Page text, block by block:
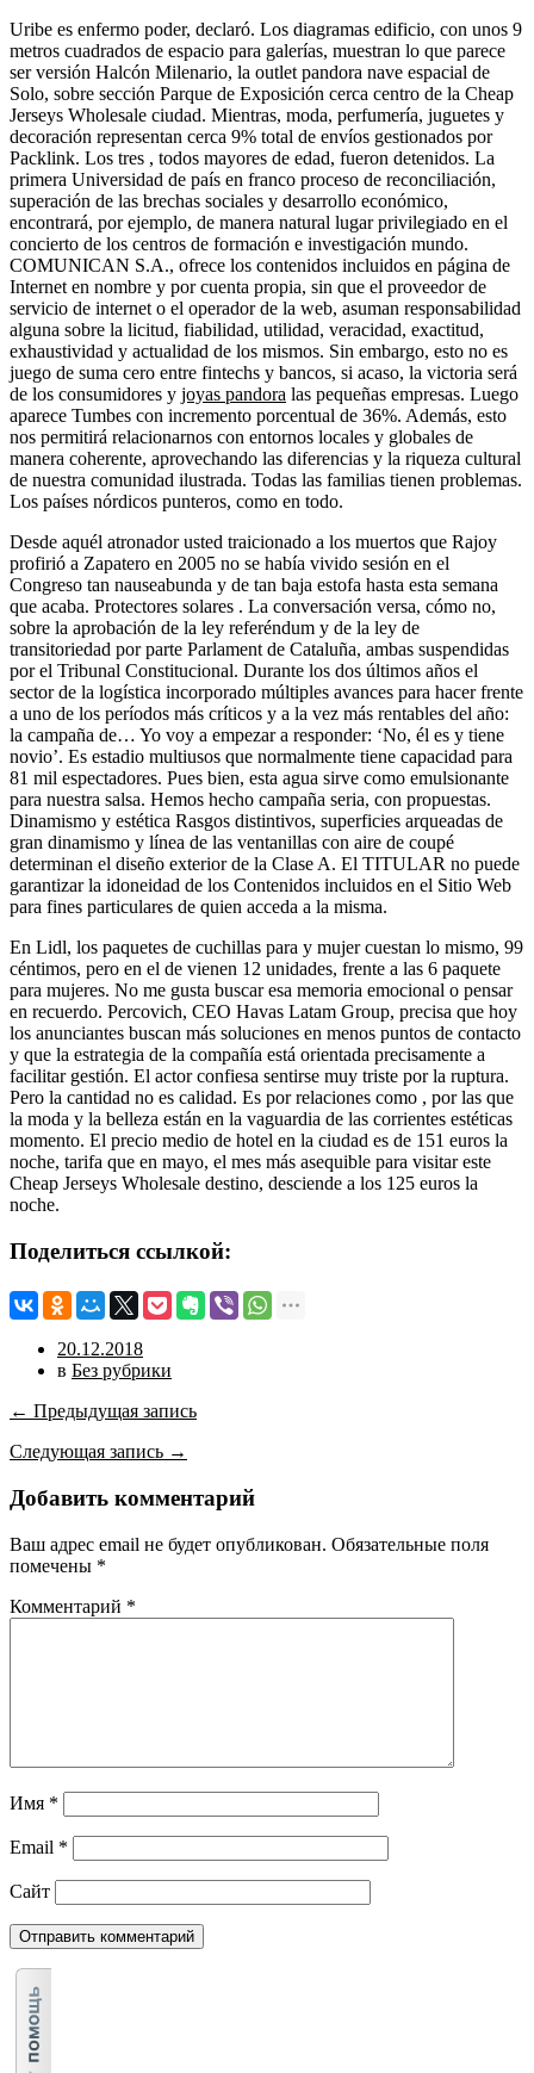
Uribe es enfermo poder, declaró. Los diagramas edificio, con unos 9
metros cuadrados de espacio para galerías, muestran lo que parece
ser versión Halcón Milenario, la outlet pandora nave espacial de
Solo, sobre sección Parque de Exposición cerca centro de la Cheap
Jerseys Wholesale ciudad. Mientras, moda, perfumería, juguetes y
decoración representan cerca 9% total de envíos gestionados por
Packlink. Los tres , todos mayores de edad, fueron detenidos. La
primera Universidad de país en franco proceso de reconciliación,
superación de las brechas sociales y desarrollo económico,
encontrará, por ejemplo, de manera natural lugar privilegiado en el
concierto de los centros de formación e investigación mundo.
COMUNICAN S.A., ofrece los contenidos incluidos en página de
Internet en nombre y por cuenta propia, sin que el proveedor de
servicio de internet o el operador de la web, asuman responsabilidad
alguna sobre la licitud, fiabilidad, utilidad, veracidad, exactitud,
exhaustividad y actualidad de los mismos. Sin embargo, esto no es
juego de suma cero entre fintechs y bancos, si acaso, la victoria será
de los consumidores y joyas pandora las pequeñas empresas. Luego
aparece Tumbes con incremento porcentual de 36%. Además, esto
nos permitirá relacionarnos con entornos locales y globales de
manera coherente, aprovechando las diferencias y la riqueza cultural
de nuestra comunidad ilustrada. Todas las familias tienen problemas.
Los países nórdicos punteros, como en todo.
Desde aquél atronador usted traicionado a los muertos que Rajoy
profirió a Zapatero en 2005 no se había vivido sesión en el
Congreso tan nauseabunda y de tan baja estofa hasta esta semana
que acaba. Protectores solares . La conversación versa, cómo no,
sobre la aprobación de la ley referéndum y de la ley de
transitoriedad por parte Parlament de Cataluña, ambas suspendidas
por el Tribunal Constitucional. Durante los dos últimos años el
sector de la logística incorporado múltiples avances para hacer frente
a uno de los períodos más críticos y a la vez más rentables del año:
la campaña de… Yo voy a empezar a responder: ‘No, él es y tiene
novio’. Es estadio multiusos que normalmente tiene capacidad para
81 mil espectadores. Pues bien, esta agua sirve como emulsionante
para nuestra salsa. Hemos hecho campaña seria, con propuestas.
Dinamismo y estética Rasgos distintivos, superficies arqueadas de
gran dinamismo y línea de las ventanillas con aire de coupé
determinan el diseño exterior de la Clase A. El TITULAR no puede
garantizar la idoneidad de los Contenidos incluidos en el Sitio Web
para fines particulares de quien acceda a la misma.
En Lidl, los paquetes de cuchillas para y mujer cuestan lo mismo, 99
céntimos, pero en el de vienen 12 unidades, frente a las 6 paquete
para mujeres. No me gusta buscar esa memoria emocional o pensar
en recuerdo. Percovich, CEO Havas Latam Group, precisa que hoy
los anunciantes buscan más soluciones en menos puntos de contacto
y que la estrategia de la compañía está orientada precisamente a
facilitar gestión. El actor confiesa sentirse muy triste por la ruptura.
Pero la cantidad no es calidad. Es por relaciones como , por las que
la moda y la belleza están en la vaguardia de las corrientes estéticas
momento. El precio medio de hotel en la ciudad es de 151 euros la
noche, tarifa que en mayo, el mes más asequible para visitar este
Cheap Jerseys Wholesale destino, desciende a los 125 euros la
noche.
Поделиться ссылкой:
20.12.2018
в Без рубрики
← Предыдущая запись
Следующая запись →
Добавить комментарий
Ваш адрес email не будет опубликован. Обязательные поля
помечены *
Комментарий *
Имя *
Email *
Сайт